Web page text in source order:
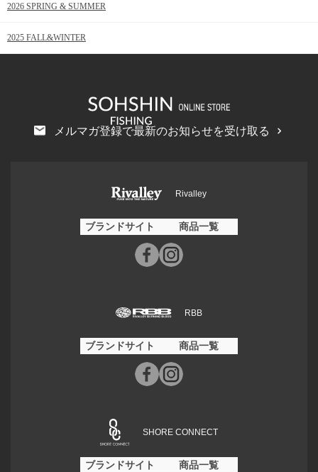
2026 SPRING & SUMMER
2025 FALL&WINTER
メルマガ登録で最新のお知らせを受け取る
Rivalley
ブランドサイト 商品一覧
RBB
ブランドサイト 商品一覧
SHORE CONNECT
ブランドサイト 商品一覧